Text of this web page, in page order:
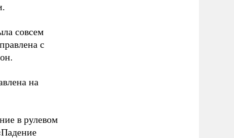
совсем
с
на
в рулевом